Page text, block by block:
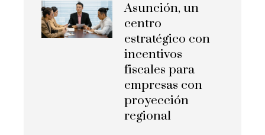
Asunción, un
centro
estratégico con
incentivos
fiscales para
empresas con
proyección
regional